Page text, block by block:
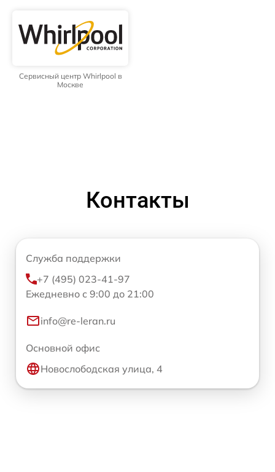
Сервисный центр Whirlpool в
Москве
Контакты
Служба поддержки
+7 (495) 023-41-97
Ежедневно с 9:00 до 21:00
info@re-leran.ru
Основной офис
Новослободская улица, 4